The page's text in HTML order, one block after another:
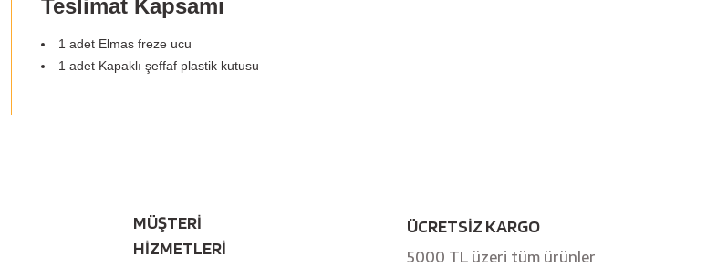
Teslimat Kapsamı
1 adet Elmas freze ucu
1 adet Kapaklı şeffaf plastik kutusu
MÜŞTERİ
HİZMETLERİ
ÜCRETSİZ KARGO
5000 TL üzeri tüm ürünler